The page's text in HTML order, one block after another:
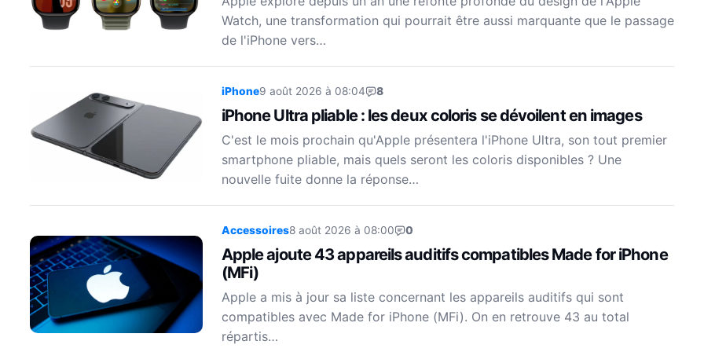
Watch, une transformation qui pourrait être aussi marquante que le passage
de l'iPhone vers…
iPhone9 août 2026 à 08:04 8
iPhone Ultra pliable : les deux coloris se dévoilent en images
C'est le mois prochain qu'Apple présentera l'iPhone Ultra, son tout premier
smartphone pliable, mais quels seront les coloris disponibles ? Une
nouvelle fuite donne la réponse…
Accessoires8 août 2026 à 08:00 0
Apple ajoute 43 appareils auditifs compatibles Made for iPhone
(MFi)
Apple a mis à jour sa liste concernant les appareils auditifs qui sont
compatibles avec Made for iPhone (MFi). On en retrouve 43 au total
répartis…